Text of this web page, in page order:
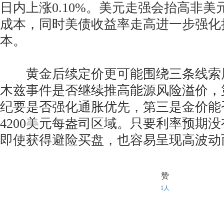
日内上涨0.10%。美元走强会抬高非美
成本，同时美债收益率走高进一步强
本。
黄金后续定价更可能围绕三条线索
木兹事件是否继续推高能源风险溢价
纪要是否强化通胀优先，第三是金价
4200美元每盎司区域。只要利率预期
即使获得避险买盘，也容易呈现高波
赞
1人